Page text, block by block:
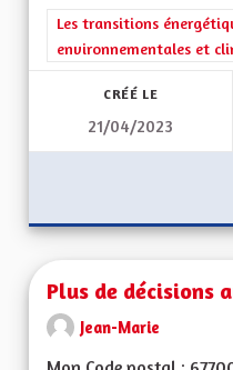
Filtrer les résultats de
Les transitions
environnementales et
CRÉÉ LE
21/04/2023
Plus de décisions
Jean-Marie